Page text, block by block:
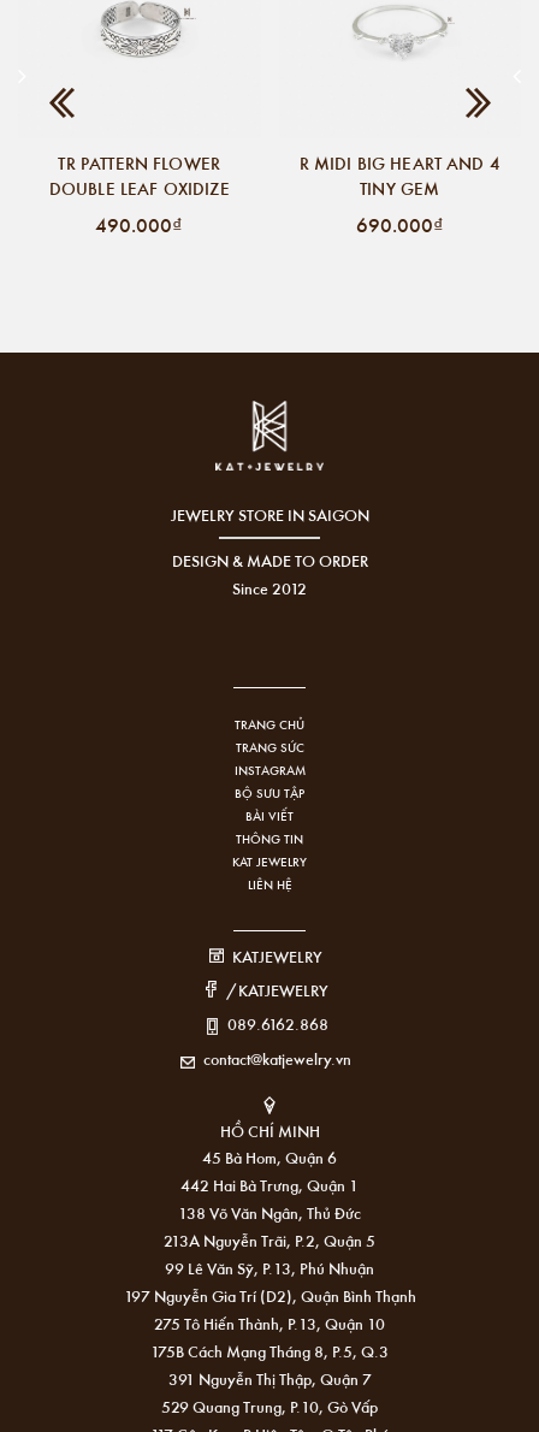
TR PATTERN FLOWER
DOUBLE LEAF OXIDIZE
490.000₫
R MIDI BIG HEART AND 4
TINY GEM
690.000₫
JEWELRY STORE IN SAIGON
DESIGN & MADE TO ORDER
Since 2012
TRANG CHỦ
TRANG SỨC
INSTAGRAM
BỘ SƯU TẬP
BÀI VIẾT
THÔNG TIN
KAT JEWELRY
LIÊN HỆ
KATJEWELRY
/KATJEWELRY
089.6162.868
contact@katjewelry.vn
HỒ CHÍ MINH
45 Bà Hom, Quận 6
442 Hai Bà Trưng, Quận 1
138 Võ Văn Ngân, Thủ Đức
213A Nguyễn Trãi, P.2, Quận 5
99 Lê Văn Sỹ, P.13, Phú Nhuận
197 Nguyễn Gia Trí (D2), Quận Bình Thạnh
275 Tô Hiến Thành, P.13, Quận 10
175B Cách Mạng Tháng 8, P.5, Q.3
391 Nguyễn Thị Thập, Quận 7
529 Quang Trung, P.10, Gò Vấp